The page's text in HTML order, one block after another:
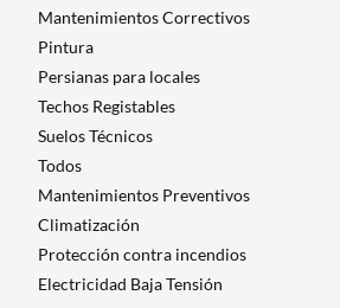
Mantenimientos Correctivos
Pintura
Persianas para locales
Techos Registables
Suelos Técnicos
Todos
Mantenimientos Preventivos
Climatización
Protección contra incendios
Electricidad Baja Tensión